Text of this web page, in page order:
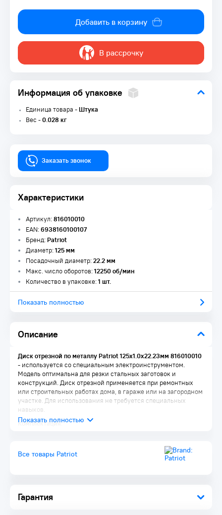
Добавить в корзину
В рассрочку
Информация об упаковке
Единица товара -Штука
Вес -0.028 кг
Заказать звонок
Характеристики
Описание
Гарантия
Артикул:816010010
EAN:6938160100107
Бренд:Patriot
Диаметр:125 мм
Посадочный диаметр:22.2 мм
Макс. число оборотов:12250 об/мин
Количество в упаковке:1 шт.
Показать полностью
Диск отрезной по металлу Patriot 125х1.0х22.23мм 816010010
- используется со специальным электроинструментом.
Модель оптимальна для резки стальных заготовок и
конструкций. Диск отрезной применяется при ремонтных
или строительных работах дома, в гараже или на загородном
участке. Для использования не требуется специальных
навыков.
Комплектация:
Все товары Patriot